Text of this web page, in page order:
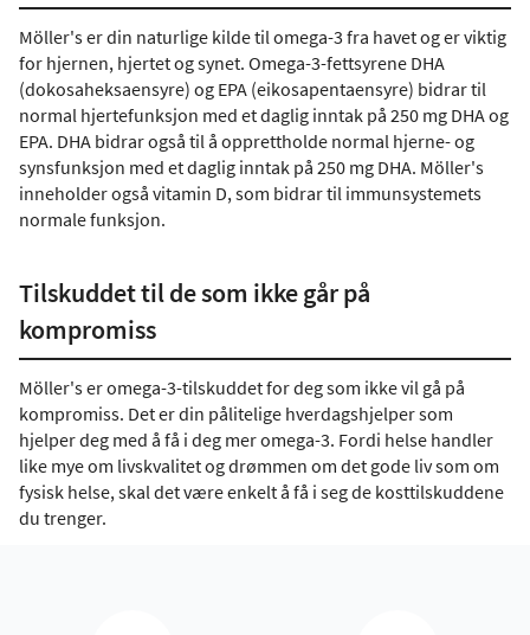
Möller's er din naturlige kilde til omega-3 fra havet og er viktig
for hjernen, hjertet og synet. Omega-3-fettsyrene DHA
(dokosaheksaensyre) og EPA (eikosapentaensyre) bidrar til
normal hjertefunksjon med et daglig inntak på 250 mg DHA og
EPA. DHA bidrar også til å opprettholde normal hjerne- og
synsfunksjon med et daglig inntak på 250 mg DHA. Möller's
inneholder også vitamin D, som bidrar til immunsystemets
normale funksjon.
Tilskuddet til de som ikke går på
kompromiss
Möller's er omega-3-tilskuddet for deg som ikke vil gå på
kompromiss. Det er din pålitelige hverdagshjelper som
hjelper deg med å få i deg mer omega-3. Fordi helse handler
like mye om livskvalitet og drømmen om det gode liv som om
fysisk helse, skal det være enkelt å få i seg de kosttilskuddene
du trenger.